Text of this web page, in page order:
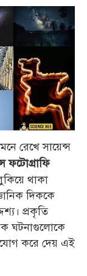
রেখে সায়েন্স
ফটোগ্রাফি
থাকা
দিককে
প্রকৃতি
ঘটনাগুলোকে
করে দেয় এই